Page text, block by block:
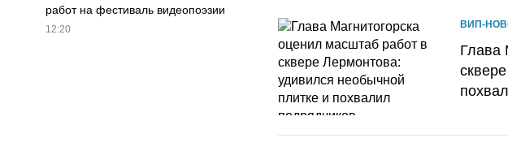
работ на фестиваль видеопоэзии
12:20 ВИП-
Глава